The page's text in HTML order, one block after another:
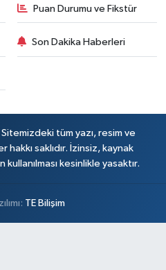
Puan Durumu ve Fikstür
Son Dakika Haberleri
Sitemizdeki tüm yazı, resim ve
hakkı saklıdır. İzinsiz, kaynak
kesinlikle yasaktır.
TE Bilişim